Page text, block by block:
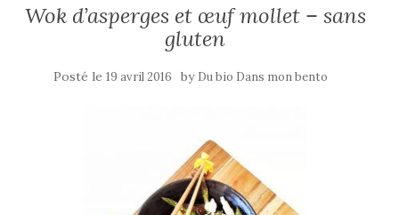
Wok d’asperges et œuf mollet – sans
gluten
Posté le 19 avril 2016 by Du bio Dans mon bento